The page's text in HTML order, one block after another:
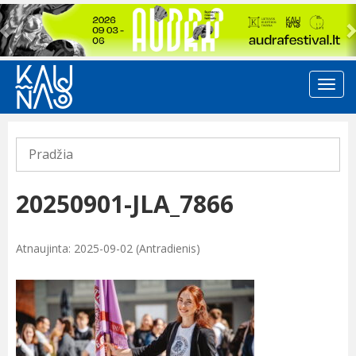
Previous
Pradžia
20250901-JLA_7866
Atnaujinta: 2025-09-02 (Antradienis)